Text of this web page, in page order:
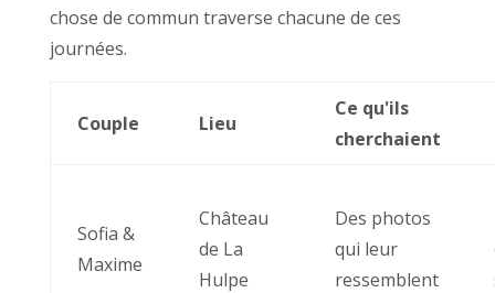
chose de commun traverse chacune de ces
journées.
Couple Lieu
Ce qu'ils
cherchaient
Sofia &
Maxime
Château
de La
Hulpe
Des photos
qui leur
ressemblent